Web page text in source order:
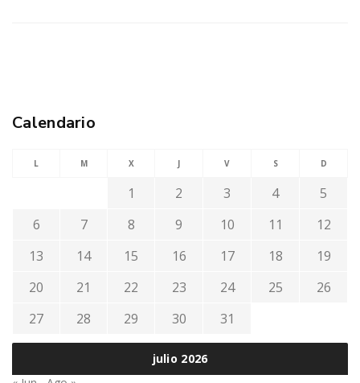
Calendario
julio 2026
L M X J V S D
1 2 3 4
5
6
7 8 9 10 11
12
13
14 15 16 17 18
19
20
21 22 23 24 25
26
27
28 29 30 31